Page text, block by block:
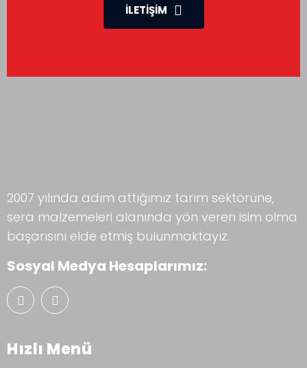
İLETIŞIM
2007 yılında adım attığımız tarım sektörüne,
sera malzemeleri alanında yön veren isim olma
başarısını elde etmiş bulunmaktayız.
Sosyal Medya Hesaplarımız:
Hızlı Menü